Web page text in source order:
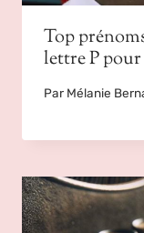
Top
lettre P pour
Par Mélanie